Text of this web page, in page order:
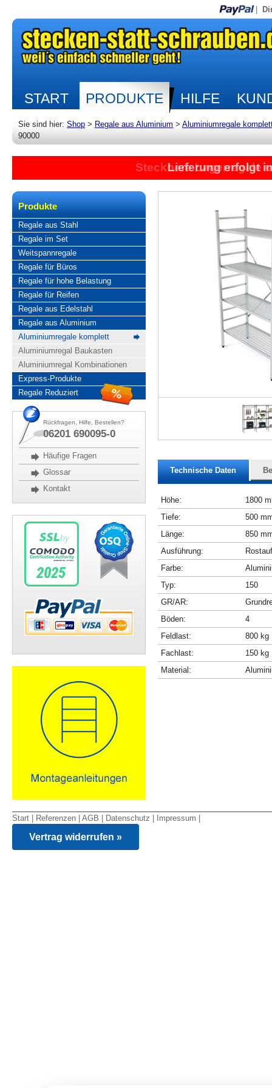
START PRODUKTE HILFE
Sie sind hier: Shop > Regale aus Aluminium > Aluminiumregale
90000
Steckbare Lagerregale
Lieferung erfolgt
Produkte
Regale aus Stahl
Regale im Set
Weitspannregale
Regale für Büros
Regale für hohe Belastung
Regale für Reifen
Regale aus Edelstahl
Regale aus Aluminium
Aluminiumregale komplett
Aluminiumregal Baukasten
Aluminiumregal Kombinationen
Express-Produkte
Regale Reduziert
Rückfragen, Hilfe, Bestellen?
06201 690095-0
Häufige Fragen
Glossar
Kontakt
Technische Daten
Höhe:
1800
Tiefe:
500
Länge:
850
Ausführung:
Farbe:
Typ:
150
GR/AR:
Böden:
4
Feldlast:
800 kg
Fachlast:
150 kg
Material:
Start Referenzen AGB Datenschutz Impressum
Vertrag widerrufen »